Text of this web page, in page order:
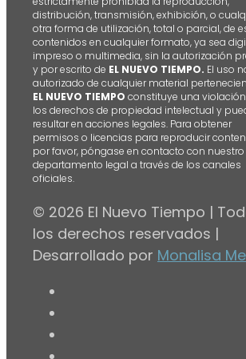
distribución, transmisión, exhibición, o
otra forma de utilización, total o parcial, de
contenidos en cualquier formato, ya sea
impreso o multimedia, sin la autorización
y por escrito de EL NUEVO TIEMPO. El uso
autorizado de cualquier material
EL NUEVO TIEMPO constituye una
los derechos de propiedad intelectual y
resultar en acciones legales. Para obtener
permisos o licencias para reproducir
por favor, póngase en contacto con nuestro
departamento legal a través de los canales
oficiales.
© 2026 El Nuevo Tiempo |
los derechos reservados |
Desarrollado por Monalisa